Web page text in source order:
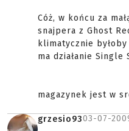
Cóż, w końcu za
snajpera z Ghost
klimatycznie
ma działanie Single
magazynek jest w
grzesio9303-07-